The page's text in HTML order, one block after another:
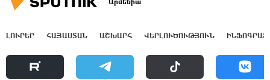
ԼՈՒՐԵՐ ՀԱՅԱՍՏԱՆ ԱՇԽԱՐՀ ՎԵՐԼՈՒԾՈՒԹՅՈՒՆ